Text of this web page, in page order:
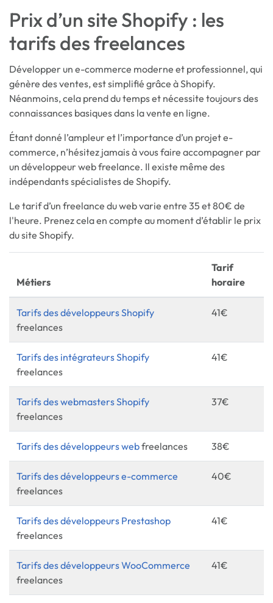
Prix d’un site Shopify : les
tarifs des freelances
Développer un e-commerce moderne et professionnel, qui
génère des ventes, est simplifié grâce à Shopify.
Néanmoins, cela prend du temps et nécessite toujours des
connaissances basiques dans la vente en ligne.
Étant donné l’ampleur et l’importance d’un projet e-
commerce, n’hésitez jamais à vous faire accompagner par
un développeur web freelance. Il existe même des
indépendants spécialistes de Shopify.
Le tarif d’un freelance du web varie entre 35 et 80€ de
l'heure. Prenez cela en compte au moment d’établir le prix
du site Shopify.
Métiers
Tarif
horaire
Tarifs des développeurs Shopify
freelances
41€
Tarifs des intégrateurs Shopify
freelances
41€
Tarifs des webmasters Shopify
freelances
37€
Tarifs des développeurs webfreelances 38€
Tarifs des développeurs e-commerce
freelances
40€
Tarifs des développeurs Prestashop
freelances
41€
Tarifs des développeurs WooCommerce
freelances
41€